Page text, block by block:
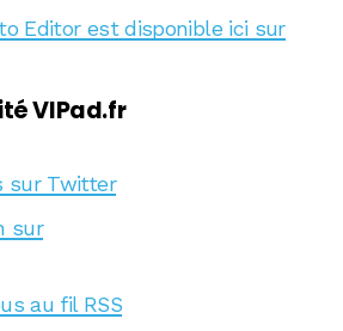
Editor est disponible ici sur
VIPad.fr
sur Twitter
sur
au fil RSS